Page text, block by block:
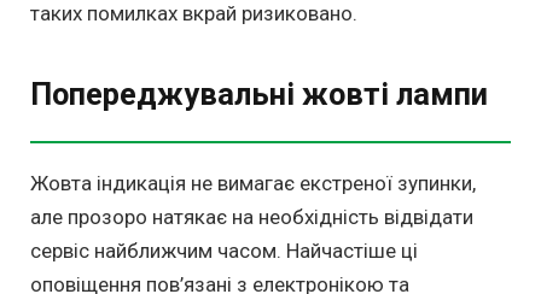
таких помилках вкрай ризиковано.
Попереджувальні жовті лампи
Жовта індикація не вимагає екстреної зупинки,
але прозоро натякає на необхідність відвідати
сервіс найближчим часом. Найчастіше ці
оповіщення пов’язані з електронікою та